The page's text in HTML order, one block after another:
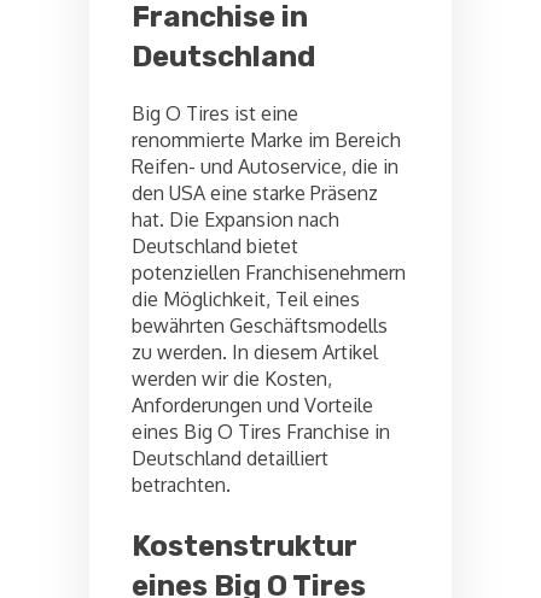
Franchise in
Deutschland
Big O Tires ist eine
renommierte Marke im Bereich
Reifen- und Autoservice, die in
den USA eine starke Präsenz
hat. Die Expansion nach
Deutschland bietet
potenziellen Franchisenehmern
die Möglichkeit, Teil eines
bewährten Geschäftsmodells
zu werden. In diesem Artikel
werden wir die Kosten,
Anforderungen und Vorteile
eines Big O Tires Franchise in
Deutschland detailliert
betrachten.
Kostenstruktur
eines Big O Tires